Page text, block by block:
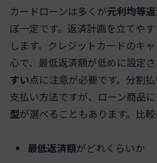
カードローンは多くが元利均等
ぼ一定です。返済計画を立てやす
します。クレジットカードのキ
心で、最低返済額が低めに設定
すい点に注意が必要です。分割
支払い方法ですが、ローン商品
型が選べることもあります。比較
最低返済額がどれくらいか